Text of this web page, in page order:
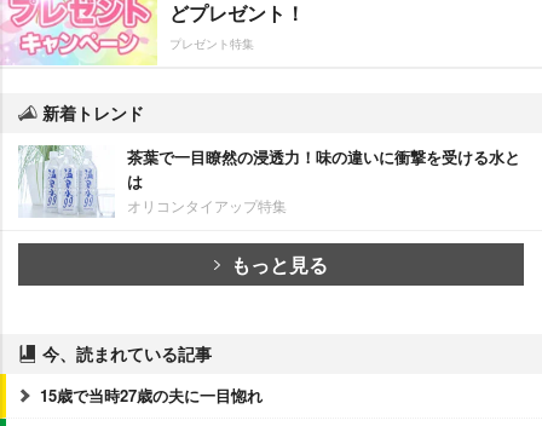
どプレゼント！
プレゼント特集
新着トレンド
茶葉で一目瞭然の浸透力！味の違いに衝撃を受ける水と
は
オリコンタイアップ特集
もっと見る
今、読まれている記事
15歳で当時27歳の夫に一目惚れ